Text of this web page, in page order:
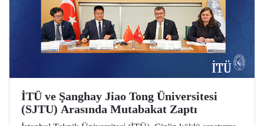
İTÜ ve Şanghay Jiao Tong Üniversitesi
(SJTU) Arasında Mutabakat Zaptı